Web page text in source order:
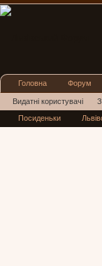
Головна Форум
Видатні користувачі
Нові повідомлення
Посиденьки